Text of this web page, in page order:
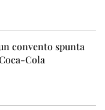
convento spunta
Cola